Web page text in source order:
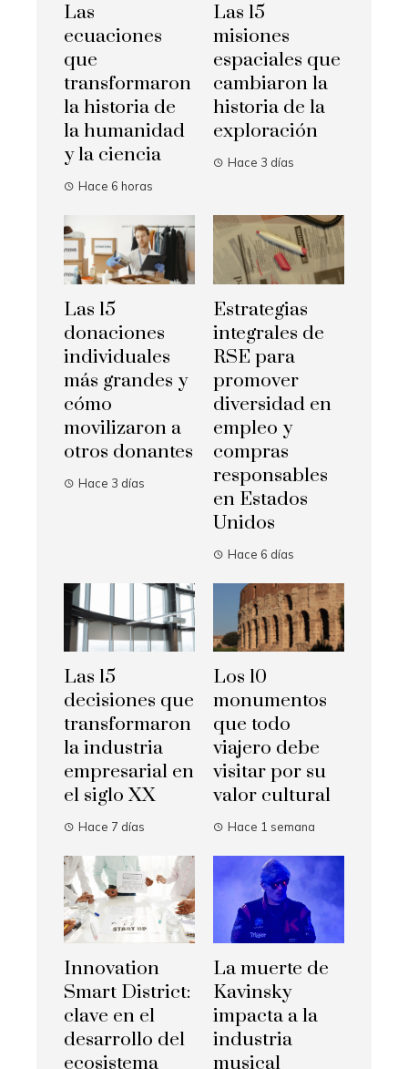
Las
ecuaciones
que
transformaron
la historia de
la humanidad
y la ciencia
Hace 6 horas
Las 15
misiones
espaciales que
cambiaron la
historia de la
exploración
Hace 3 días
Las 15
donaciones
individuales
más grandes y
cómo
movilizaron a
otros donantes
Hace 3 días
Estrategias
integrales de
RSE para
promover
diversidad en
empleo y
compras
responsables
en Estados
Unidos
Hace 6 días
Las 15
decisiones que
transformaron
la industria
empresarial en
el siglo XX
Hace 7 días
Los 10
monumentos
que todo
viajero debe
visitar por su
valor cultural
Hace 1 semana
Innovation
Smart District:
clave en el
desarrollo del
ecosistema
La muerte de
Kavinsky
impacta a la
industria
musical